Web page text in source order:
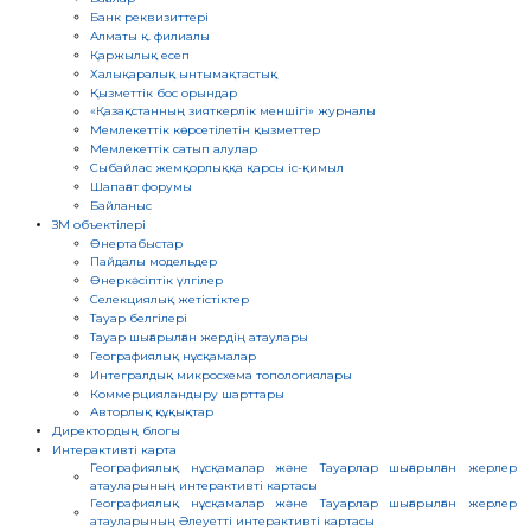
БАНК
РЕКВИЗИТТЕРІ
АЛМАТЫ
Қ.
ФИЛИАЛЫ
ҚАРЖЫЛЫҚ
ЕСЕП
ХАЛЫҚАРАЛЫҚ
ЫНТЫМАҚТАСТЫҚ
БОС
ОРЫНДАР
«ҚАЗАҚСТАННЫҢ
ЗИЯТКЕРЛІК
МЕНШІГІ»
ЖУРНАЛЫ
МЕМЛЕКЕТТІК
КӨРСЕТІЛЕТІН
МЕМЛЕКЕТТІК
САТЫП
СЫБАЙЛАС
ЖЕМҚОРЛЫҚҚА
ҚАРСЫ ІС-
ҚИМЫЛ
ШАПАҒАТ
ФОРУМЫ
Банк реквизиттері
Алматы қ. филиалы
Қаржылық есеп
Халықаралық ынтымақтастық
Қызметтік бос орындар
«Қазақстанның зияткерлік меншігі» журналы
Мемлекеттік көрсетілетін қызметтер
Мемлекеттік сатып алулар
Сыбайлас жемқорлыққа қарсы іс-қимыл
Шапағат форумы
Байланыс
ЗМ объектілері
Өнертабыстар
Пайдалы модельдер
Өнеркәсіптік үлгілер
Селекциялық жетістіктер
Тауар белгілері
Тауар шығарылған жердiң атаулары
Географиялық нұсқамалар
Интегралдық микросхема топологиялары
Коммерцияландыру шарттары
Авторлық құқықтар
Директордың блогы
Интерактивті карта
Географиялық нұсқамалар және Тауарлар шығарылған жерлер
атауларының интерактивті картасы
Географиялық нұсқамалар және Тауарлар шығарылған жерлер
атауларының Әлеуетті интерактивті картасы